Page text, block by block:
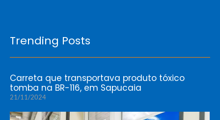
Trending Posts
Carreta que transportava produto tóxico
tomba na BR-116, em Sapucaia
21/11/2024